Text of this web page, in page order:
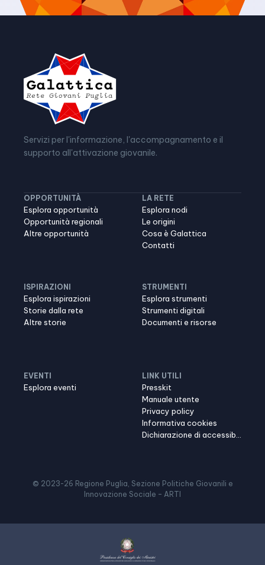
Servizi per l'informazione, l'accompagnamento e il
supporto all'attivazione giovanile.
OPPORTUNITÀ
Esplora opportunità
Opportunità regionali
Altre opportunità
LA RETE
Esplora nodi
Le origini
Cosa è Galattica
Contatti
ISPIRAZIONI
Esplora ispirazioni
Storie dalla rete
Altre storie
STRUMENTI
Esplora strumenti
Strumenti digitali
Documenti e risorse
EVENTI
Esplora eventi
LINK UTILI
Presskit
Manuale utente
Privacy policy
Informativa cookies
© 2023-26 Regione Puglia, Sezione Politiche Giovanili e
Innovazione Sociale – ARTI